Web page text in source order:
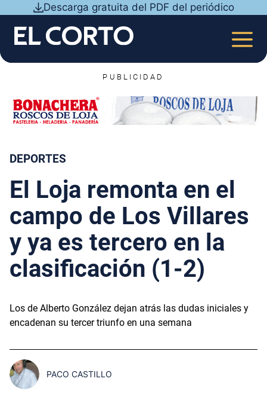
contenido
Descarga gratuita del PDF del periódico
PUBLICIDAD
DEPORTES
El Loja remonta en el
campo de Los Villares
y ya es tercero en la
clasificación (1-2)
Los de Alberto González dejan atrás las dudas iniciales y
encadenan su tercer triunfo en una semana
PACO CASTILLO